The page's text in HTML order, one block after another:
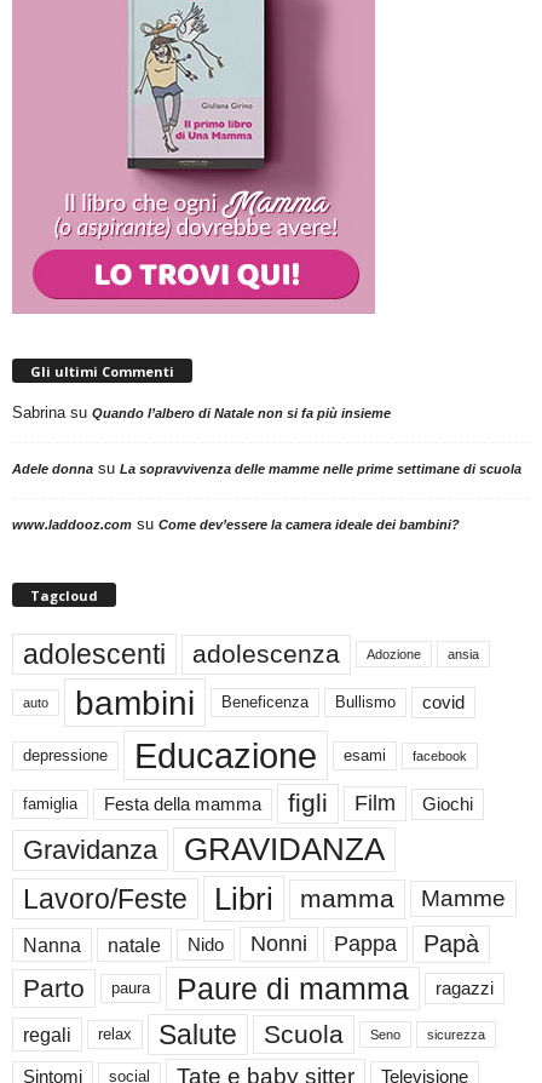
Gli ultimi Commenti
Sabrinasu Quando l’albero di Natale non si fa più insieme
Adele donna su La sopravvivenza delle mamme nelle prime settimane di scuola
www.laddooz.com su Come dev’essere la camera ideale dei bambini?
Tagcloud
adolescenti adolescenza Adozione ansia
auto bambini Beneficenza Bullismo covid
depressione Educazione esami facebook
famiglia Festa della mamma figli Film Giochi
Gravidanza GRAVIDANZA
Lavoro/Feste Libri mamma Mamme
Nanna natale Nido Nonni Pappa Papà
Parto paura Paure di mamma ragazzi
regali relax Salute Scuola Seno sicurezza
Sintomi social Tate e baby sitter Televisione